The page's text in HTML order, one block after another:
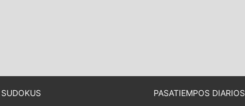
SUDOKUS PASATIEMPOS DIARIOS